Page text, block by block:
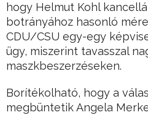
hogy Helmut Kohl
botrányához hasonló
CDU/CSU egy-egy
ügy, miszerint tavasszal
maszkbeszerzéseken.
Borítékolható, hogy a
megbüntetik Angela